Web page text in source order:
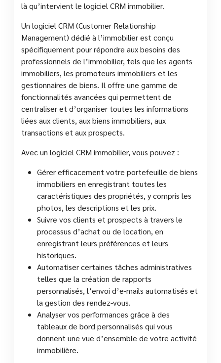
là qu’intervient le logiciel CRM immobilier.
Un logiciel CRM (Customer Relationship
Management) dédié à l’immobilier est conçu
spécifiquement pour répondre aux besoins des
professionnels de l’immobilier, tels que les agents
immobiliers, les promoteurs immobiliers et les
gestionnaires de biens. Il offre une gamme de
fonctionnalités avancées qui permettent de
centraliser et d’organiser toutes les informations
liées aux clients, aux biens immobiliers, aux
transactions et aux prospects.
Avec un logiciel CRM immobilier, vous pouvez :
Gérer efficacement votre portefeuille de biens
immobiliers en enregistrant toutes les
caractéristiques des propriétés, y compris les
photos, les descriptions et les prix.
Suivre vos clients et prospects à travers le
processus d’achat ou de location, en
enregistrant leurs préférences et leurs
historiques.
Automatiser certaines tâches administratives
telles que la création de rapports
personnalisés, l’envoi d’e-mails automatisés et
la gestion des rendez-vous.
Analyser vos performances grâce à des
tableaux de bord personnalisés qui vous
donnent une vue d’ensemble de votre activité
immobilière.